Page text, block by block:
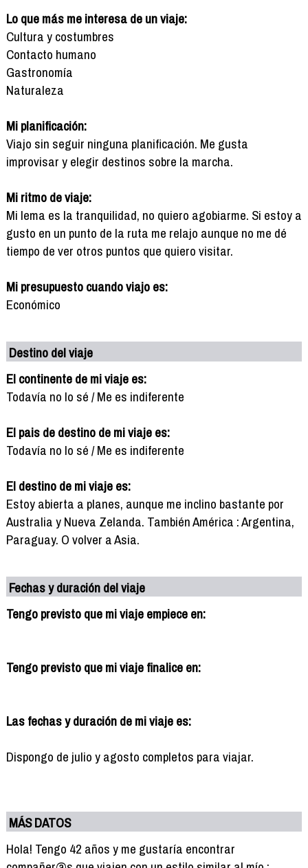
Lo que más me interesa de un viaje:
Cultura y costumbres
Contacto humano
Gastronomía
Naturaleza
Mi planificación:
Viajo sin seguir ninguna planificación. Me gusta
improvisar y elegir destinos sobre la marcha.
Mi ritmo de viaje:
Mi lema es la tranquilidad, no quiero agobiarme. Si estoy a
gusto en un punto de la ruta me relajo aunque no me dé
tiempo de ver otros puntos que quiero visitar.
Mi presupuesto cuando viajo es:
Económico
Destino del viaje
El continente de mi viaje es:
Todavía no lo sé / Me es indiferente
El pais de destino de mi viaje es:
Todavía no lo sé / Me es indiferente
El destino de mi viaje es:
Estoy abierta a planes, aunque me inclino bastante por
Australia y Nueva Zelanda. También América : Argentina,
Paraguay. O volver a Asia.
Fechas y duración del viaje
Tengo previsto que mi viaje empiece en:
Tengo previsto que mi viaje finalice en:
Las fechas y duración de mi viaje es:
Dispongo de julio y agosto completos para viajar.
MÁS DATOS
Hola! Tengo 42 años y me gustaría encontrar